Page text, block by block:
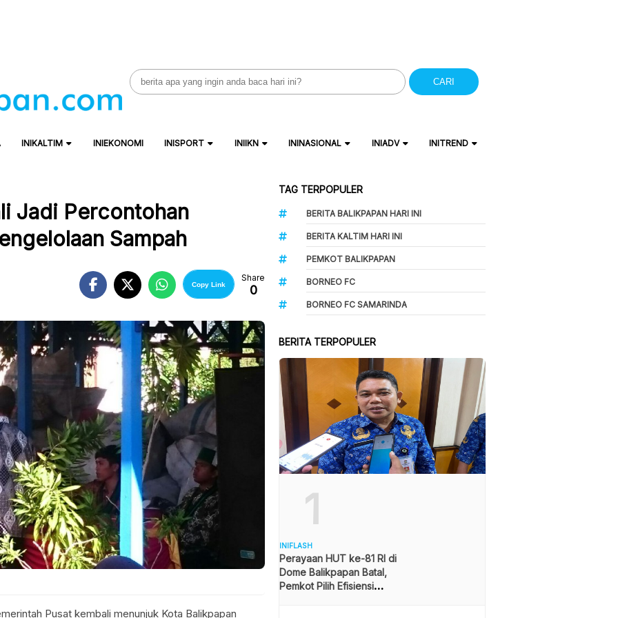
Search
for:
CARI
INIKALTIM INIEKONOMI INISPORT INIIKN ININASIONAL INIADV INITREND
Jadi Percontohan
Sampah
Copy Link
Share
0
Pusat kembali menunjuk Kota Balikpapan
TAG TERPOPULER
BERITA BALIKPAPAN HARI INI
BERITA KALTIM HARI INI
PEMKOT BALIKPAPAN
BORNEO FC
BORNEO FC SAMARINDA
BERITA TERPOPULER
1
INIFLASH
Perayaan HUT ke-81 RI di
Dome Balikpapan Batal,
Pemkot Pilih Efisiensi